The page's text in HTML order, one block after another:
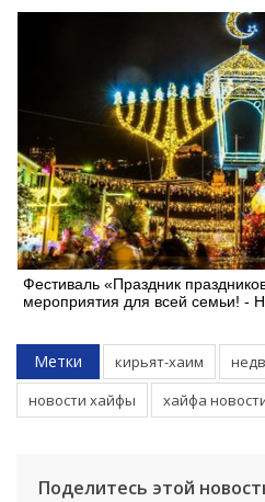
Фестиваль «Праздник
мероприятия для всей семьи! -
Метки кирьят-хаим
новости хайфы
хайфа
Поделитесь этой